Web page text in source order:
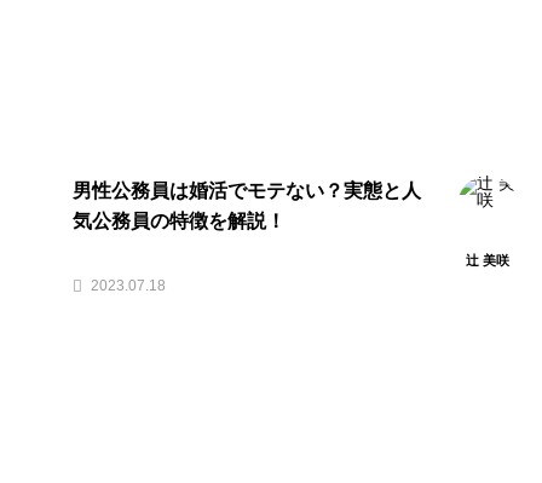
男性公務員は婚活でモテない？実態と人
気公務員の特徴を解説！
辻 美咲
2023.07.18